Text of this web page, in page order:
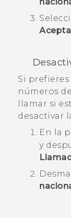
Si
números
llamar si
desactivar
En la
y